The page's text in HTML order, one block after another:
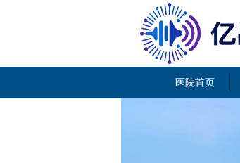
医院首页